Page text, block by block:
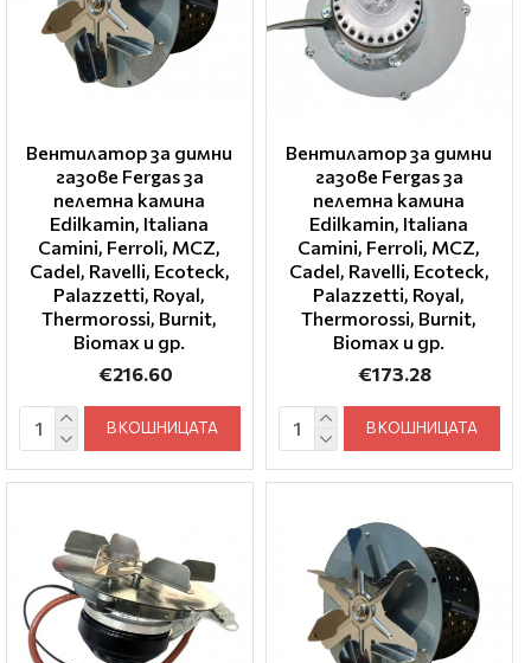
Вентилатор за димни
газове Fergas за
пелетна камина
Edilkamin, Italiana
Camini, Ferroli, MCZ,
Cadel, Ravelli, Ecoteck,
Palazzetti, Royal,
Thermorossi, Burnit,
Biomax и др.
€216.60
В КОШНИЦАТА
Вентилатор за димни
газове Fergas за
пелетна камина
Edilkamin, Italiana
Camini, Ferroli, MCZ,
Cadel, Ravelli, Ecoteck,
Palazzetti, Royal,
Thermorossi, Burnit,
Biomax и др.
€173.28
В КОШНИЦАТА